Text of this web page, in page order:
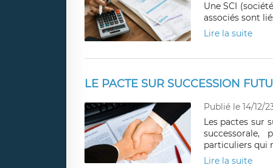
Une SCI
associés sont
Lire la suite
LE PACTE SUR SUCCESSION
Publié le 14/12/
Les pactes sur
particuliers qui
Lire la suite